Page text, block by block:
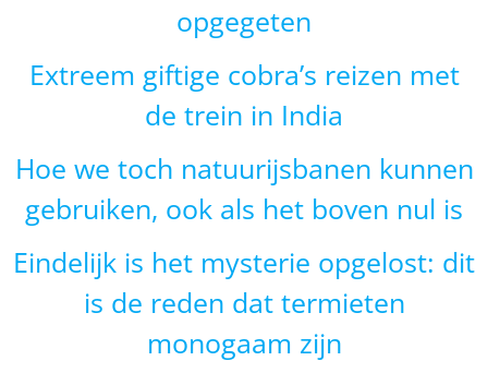
opgegeten
Extreem giftige cobra’s reizen met
de trein in India
Hoe we toch natuurijsbanen kunnen
gebruiken, ook als het boven nul is
Eindelijk is het mysterie opgelost: dit
is de reden dat termieten
monogaam zijn